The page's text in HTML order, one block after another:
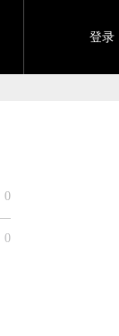
登录
0
0